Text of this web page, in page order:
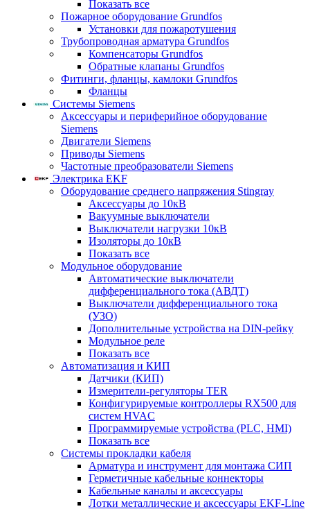
Показать все
Пожарное оборудование Grundfos
Установки для пожаротушения
Трубопроводная арматура Grundfos
Компенсаторы Grundfos
Обратные клапаны Grundfos
Фитинги, фланцы, камлоки Grundfos
Фланцы
Системы Siemens
Аксессуары и периферийное оборудование
Siemens
Двигатели Siemens
Приводы Siemens
Частотные преобразователи Siemens
Электрика EKF
Оборудование среднего напряжения Stingray
Аксессуары до 10кВ
Вакуумные выключатели
Выключатели нагрузки 10кВ
Изоляторы до 10кВ
Показать все
Модульное оборудование
Автоматические выключатели
дифференциального тока (АВДТ)
Выключатели дифференциального тока
(УЗО)
Дополнительные устройства на DIN-рейку
Модульное реле
Показать все
Автоматизация и КИП
Датчики (КИП)
Измерители-регуляторы TER
Конфигурируемые контроллеры RX500 для
систем HVAC
Программируемые устройства (PLC, HMI)
Показать все
Системы прокладки кабеля
Арматура и инструмент для монтажа СИП
Герметичные кабельные коннекторы
Кабельные каналы и аксессуары
Лотки металлические и аксессуары EKF-Line